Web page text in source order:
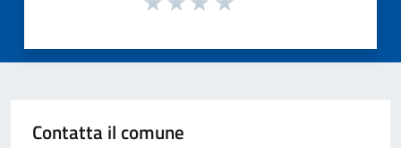
Contatta il comune